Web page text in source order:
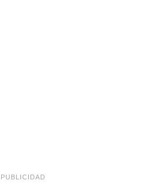
PUBLICIDAD